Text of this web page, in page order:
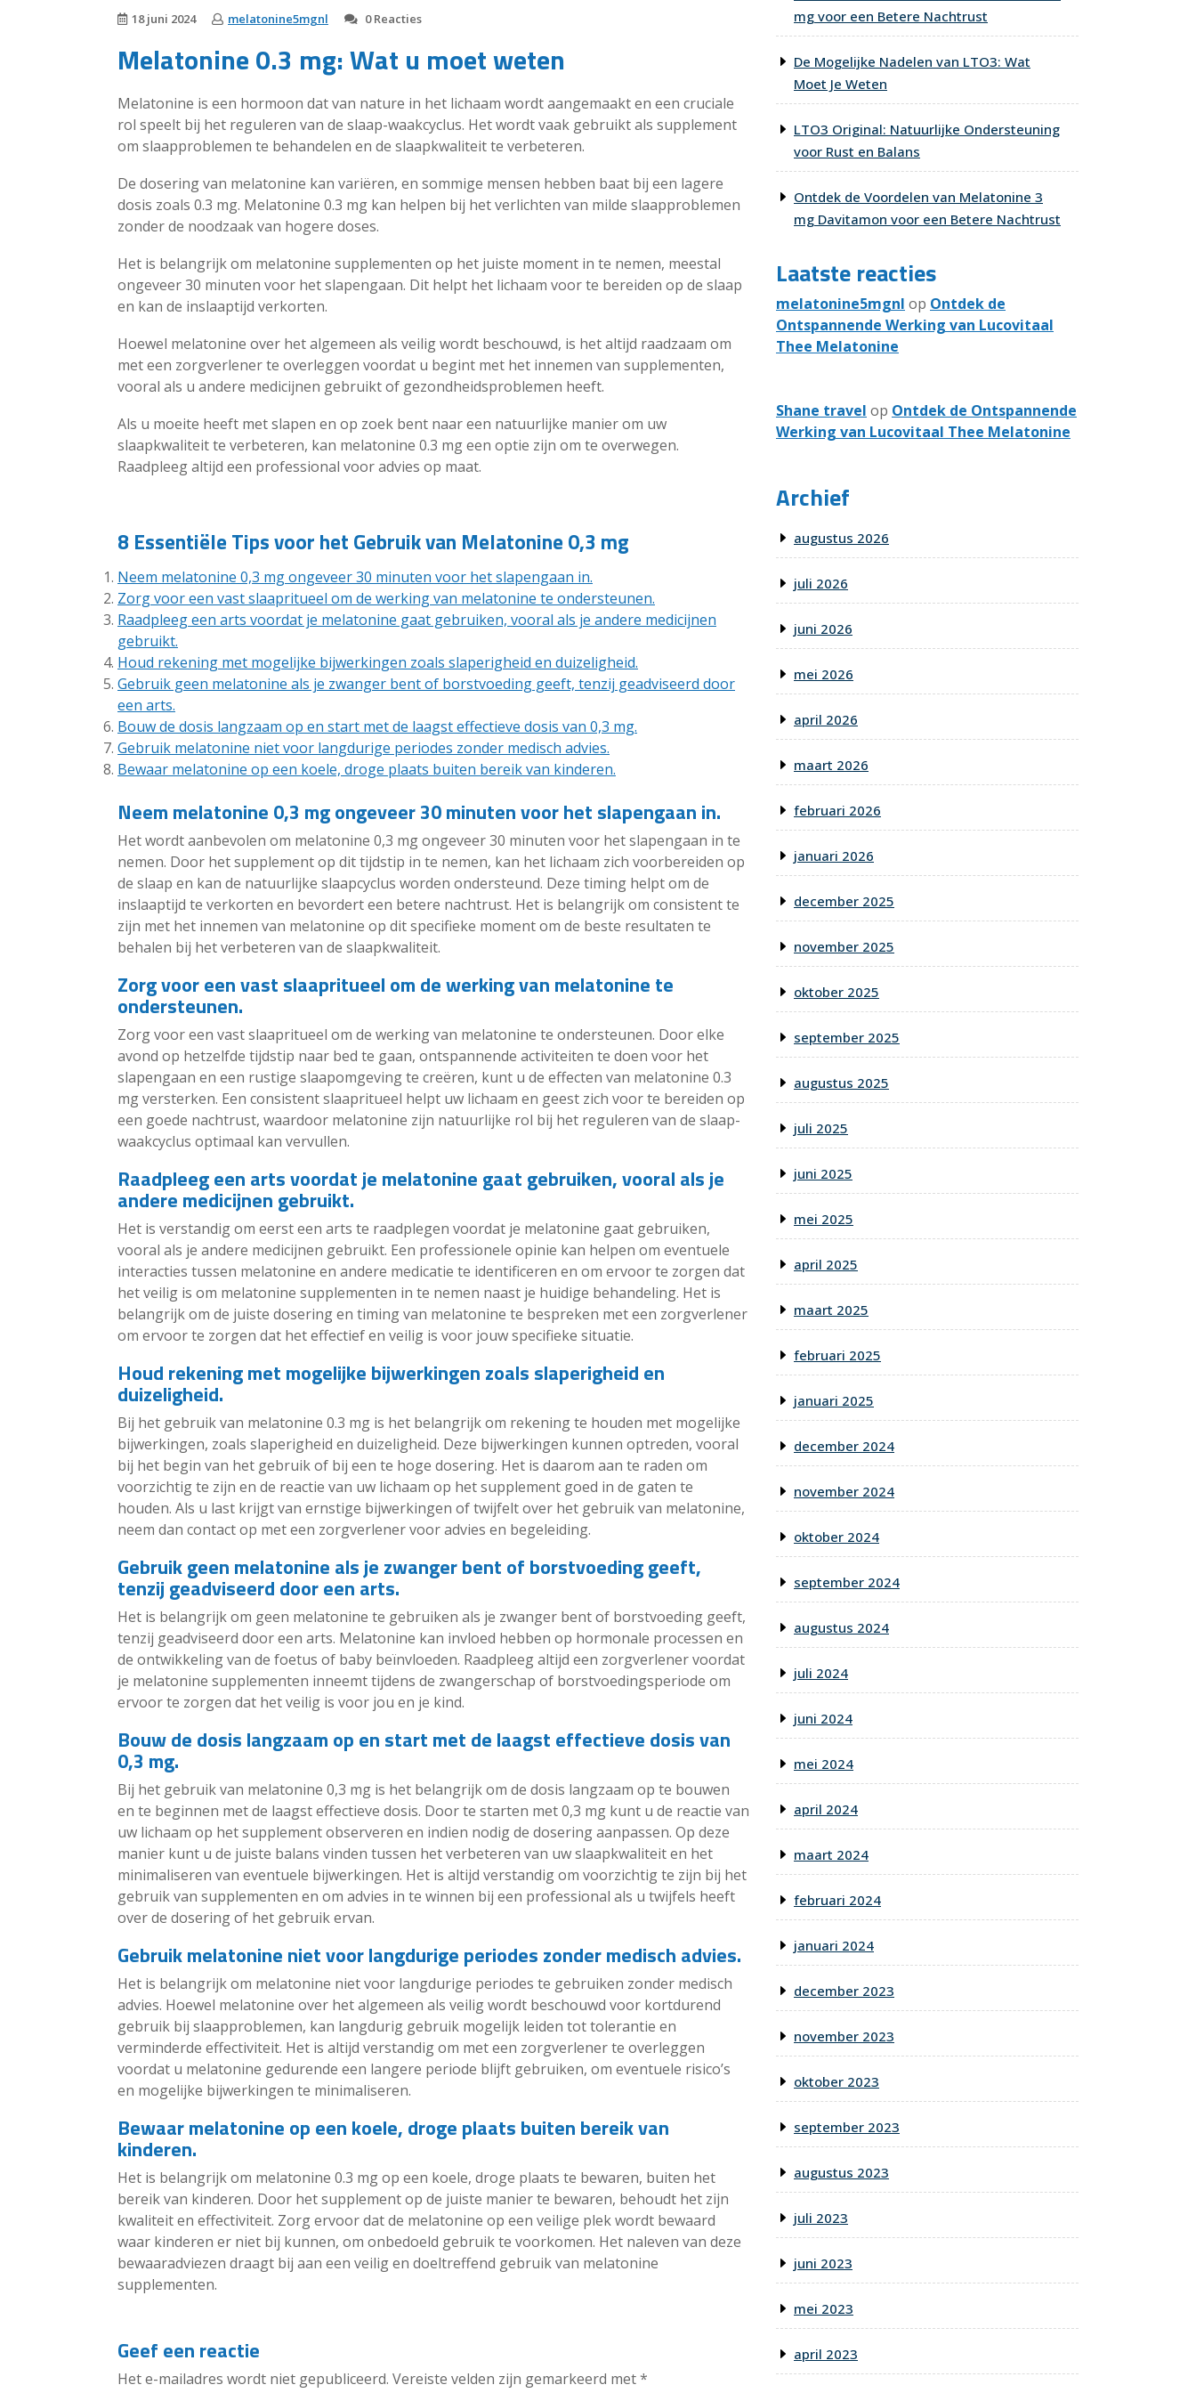
18 juni 2024 melatonine5mgnl 0 Reacties
Melatonine 0.3 mg: Wat u moet weten
Melatonine is een hormoon dat van nature in het lichaam wordt aangemaakt en een cruciale
rol speelt bij het reguleren van de slaap-waakcyclus. Het wordt vaak gebruikt als supplement
om slaapproblemen te behandelen en de slaapkwaliteit te verbeteren.
De dosering van melatonine kan variëren, en sommige mensen hebben baat bij een lagere
dosis zoals 0.3 mg. Melatonine 0.3 mg kan helpen bij het verlichten van milde slaapproblemen
zonder de noodzaak van hogere doses.
Het is belangrijk om melatonine supplementen op het juiste moment in te nemen, meestal
ongeveer 30 minuten voor het slapengaan. Dit helpt het lichaam voor te bereiden op de slaap
en kan de inslaaptijd verkorten.
Hoewel melatonine over het algemeen als veilig wordt beschouwd, is het altijd raadzaam om
met een zorgverlener te overleggen voordat u begint met het innemen van supplementen,
vooral als u andere medicijnen gebruikt of gezondheidsproblemen heeft.
Als u moeite heeft met slapen en op zoek bent naar een natuurlijke manier om uw
slaapkwaliteit te verbeteren, kan melatonine 0.3 mg een optie zijn om te overwegen.
Raadpleeg altijd een professional voor advies op maat.
8 Essentiële Tips voor het Gebruik van Melatonine 0,3 mg
Neem melatonine 0,3 mg ongeveer 30 minuten voor het slapengaan in.
Zorg voor een vast slaapritueel om de werking van melatonine te ondersteunen.
Raadpleeg een arts voordat je melatonine gaat gebruiken, vooral als je andere medicijnen
gebruikt.
Houd rekening met mogelijke bijwerkingen zoals slaperigheid en duizeligheid.
Gebruik geen melatonine als je zwanger bent of borstvoeding geeft, tenzij geadviseerd door
een arts.
Bouw de dosis langzaam op en start met de laagst effectieve dosis van 0,3 mg.
Gebruik melatonine niet voor langdurige periodes zonder medisch advies.
Bewaar melatonine op een koele, droge plaats buiten bereik van kinderen.
Neem melatonine 0,3 mg ongeveer 30 minuten voor het slapengaan in.
Het wordt aanbevolen om melatonine 0,3 mg ongeveer 30 minuten voor het slapengaan in te
nemen. Door het supplement op dit tijdstip in te nemen, kan het lichaam zich voorbereiden op
de slaap en kan de natuurlijke slaapcyclus worden ondersteund. Deze timing helpt om de
inslaaptijd te verkorten en bevordert een betere nachtrust. Het is belangrijk om consistent te
zijn met het innemen van melatonine op dit specifieke moment om de beste resultaten te
behalen bij het verbeteren van de slaapkwaliteit.
Zorg voor een vast slaapritueel om de werking van melatonine te
ondersteunen.
Zorg voor een vast slaapritueel om de werking van melatonine te ondersteunen. Door elke
avond op hetzelfde tijdstip naar bed te gaan, ontspannende activiteiten te doen voor het
slapengaan en een rustige slaapomgeving te creëren, kunt u de effecten van melatonine 0.3
mg versterken. Een consistent slaapritueel helpt uw lichaam en geest zich voor te bereiden op
een goede nachtrust, waardoor melatonine zijn natuurlijke rol bij het reguleren van de slaap-
waakcyclus optimaal kan vervullen.
Raadpleeg een arts voordat je melatonine gaat gebruiken, vooral als je
andere medicijnen gebruikt.
Het is verstandig om eerst een arts te raadplegen voordat je melatonine gaat gebruiken,
vooral als je andere medicijnen gebruikt. Een professionele opinie kan helpen om eventuele
interacties tussen melatonine en andere medicatie te identificeren en om ervoor te zorgen dat
het veilig is om melatonine supplementen in te nemen naast je huidige behandeling. Het is
belangrijk om de juiste dosering en timing van melatonine te bespreken met een zorgverlener
om ervoor te zorgen dat het effectief en veilig is voor jouw specifieke situatie.
Houd rekening met mogelijke bijwerkingen zoals slaperigheid en
duizeligheid.
Bij het gebruik van melatonine 0.3 mg is het belangrijk om rekening te houden met mogelijke
bijwerkingen, zoals slaperigheid en duizeligheid. Deze bijwerkingen kunnen optreden, vooral
bij het begin van het gebruik of bij een te hoge dosering. Het is daarom aan te raden om
voorzichtig te zijn en de reactie van uw lichaam op het supplement goed in de gaten te
houden. Als u last krijgt van ernstige bijwerkingen of twijfelt over het gebruik van melatonine,
neem dan contact op met een zorgverlener voor advies en begeleiding.
Gebruik geen melatonine als je zwanger bent of borstvoeding geeft,
tenzij geadviseerd door een arts.
Het is belangrijk om geen melatonine te gebruiken als je zwanger bent of borstvoeding geeft,
tenzij geadviseerd door een arts. Melatonine kan invloed hebben op hormonale processen en
de ontwikkeling van de foetus of baby beïnvloeden. Raadpleeg altijd een zorgverlener voordat
je melatonine supplementen inneemt tijdens de zwangerschap of borstvoedingsperiode om
ervoor te zorgen dat het veilig is voor jou en je kind.
Bouw de dosis langzaam op en start met de laagst effectieve dosis van
0,3 mg.
Bij het gebruik van melatonine 0,3 mg is het belangrijk om de dosis langzaam op te bouwen
en te beginnen met de laagst effectieve dosis. Door te starten met 0,3 mg kunt u de reactie van
uw lichaam op het supplement observeren en indien nodig de dosering aanpassen. Op deze
manier kunt u de juiste balans vinden tussen het verbeteren van uw slaapkwaliteit en het
minimaliseren van eventuele bijwerkingen. Het is altijd verstandig om voorzichtig te zijn bij het
gebruik van supplementen en om advies in te winnen bij een professional als u twijfels heeft
over de dosering of het gebruik ervan.
Gebruik melatonine niet voor langdurige periodes zonder medisch advies.
Het is belangrijk om melatonine niet voor langdurige periodes te gebruiken zonder medisch
advies. Hoewel melatonine over het algemeen als veilig wordt beschouwd voor kortdurend
gebruik bij slaapproblemen, kan langdurig gebruik mogelijk leiden tot tolerantie en
verminderde effectiviteit. Het is altijd verstandig om met een zorgverlener te overleggen
voordat u melatonine gedurende een langere periode blijft gebruiken, om eventuele risico’s
en mogelijke bijwerkingen te minimaliseren.
Bewaar melatonine op een koele, droge plaats buiten bereik van
kinderen.
Het is belangrijk om melatonine 0.3 mg op een koele, droge plaats te bewaren, buiten het
bereik van kinderen. Door het supplement op de juiste manier te bewaren, behoudt het zijn
kwaliteit en effectiviteit. Zorg ervoor dat de melatonine op een veilige plek wordt bewaard
waar kinderen er niet bij kunnen, om onbedoeld gebruik te voorkomen. Het naleven van deze
bewaaradviezen draagt bij aan een veilig en doeltreffend gebruik van melatonine
supplementen.
Geef een reactie
Het e-mailadres wordt niet gepubliceerd. Vereiste velden zijn gemarkeerd met*
mg voor een Betere Nachtrust
De Mogelijke Nadelen van LTO3: Wat
Moet Je Weten
LTO3 Original: Natuurlijke Ondersteuning
voor Rust en Balans
Ontdek de Voordelen van Melatonine 3
mg Davitamon voor een Betere Nachtrust
Laatste reacties
melatonine5mgnl op Ontdek de
Ontspannende Werking van Lucovitaal
Thee Melatonine
Shane travel op Ontdek de Ontspannende
Werking van Lucovitaal Thee Melatonine
Archief
augustus 2026
juli 2026
juni 2026
mei 2026
april 2026
maart 2026
februari 2026
januari 2026
december 2025
november 2025
oktober 2025
september 2025
augustus 2025
juli 2025
juni 2025
mei 2025
april 2025
maart 2025
februari 2025
januari 2025
december 2024
november 2024
oktober 2024
september 2024
augustus 2024
juli 2024
juni 2024
mei 2024
april 2024
maart 2024
februari 2024
januari 2024
december 2023
november 2023
oktober 2023
september 2023
augustus 2023
juli 2023
juni 2023
mei 2023
april 2023